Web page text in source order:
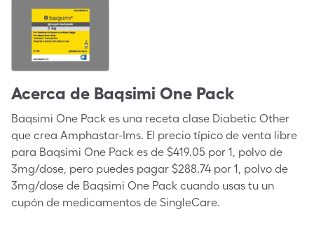
Acerca de Baqsimi One Pack
Baqsimi One Pack es una receta clase Diabetic Other
que crea Amphastar-Ims. El precio típico de venta libre
para Baqsimi One Pack es de $419.05 por 1, polvo de
3mg/dose, pero puedes pagar $288.74 por 1, polvo de
3mg/dose de Baqsimi One Pack cuando usas tu un
cupón de medicamentos de SingleCare.